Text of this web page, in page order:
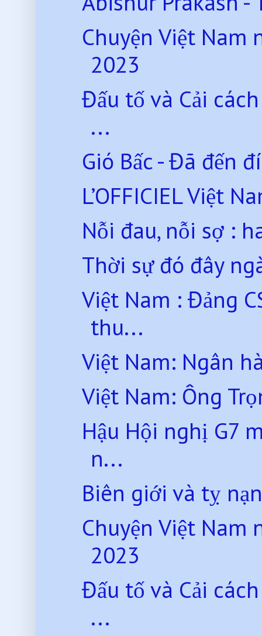
Chuyện Việt Nam
2023
Đấu tố và Cải
...
Gió Bấc - Đã đến
L’OFFICIEL Việt
Nỗi đau, nỗi sợ :
Thời sự đó đây
Việt Nam : Đảng
thu...
Việt Nam: Ngân
Việt Nam: Ông
Hậu Hội nghị G7
n...
Biên giới và tỵ
Chuyện Việt
2023
Đấu tố và Cải
...